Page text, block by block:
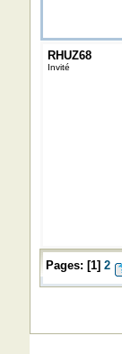
RHUZ68
Invité
Pages: [1] 2